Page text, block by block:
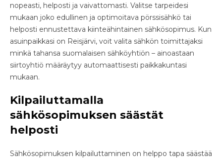
nopeasti, helposti ja vaivattomasti. Valitse tarpeidesi
mukaan joko edullinen ja optimoitava pörssisähkö tai
helposti ennustettava kiinteähintainen sähkösopimus. Kun
asuinpaikkasi on Reisjärvi, voit valita sähkön toimittajaksi
minkä tahansa suomalaisen sähköyhtiön – ainoastaan
siirtoyhtiö määräytyy automaattisesti paikkakuntasi
mukaan.
Kilpailuttamalla
sähkösopimuksen säästät
helposti
Sähkösopimuksen kilpailuttaminen on helppo tapa säästää